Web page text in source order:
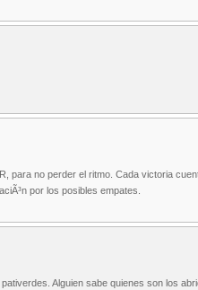
para no perder el ritmo. Cada victoria
por los posibles empates.
Alguien sabe quienes son los